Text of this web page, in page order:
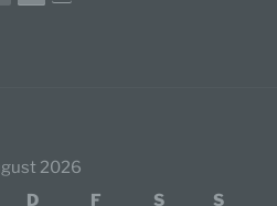
2026
D F S S
die Verarbeitung